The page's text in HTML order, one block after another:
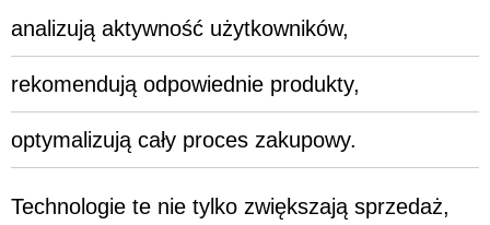
analizują aktywność użytkowników,
rekomendują odpowiednie produkty,
optymalizują cały proces zakupowy.
Technologie te nie tylko zwiększają sprzedaż,